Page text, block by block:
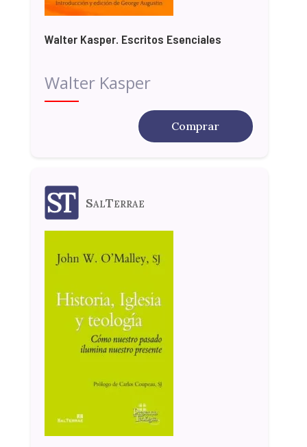
Walter Kasper. Escritos Esenciales
Walter Kasper
Comprar
SalTerrae